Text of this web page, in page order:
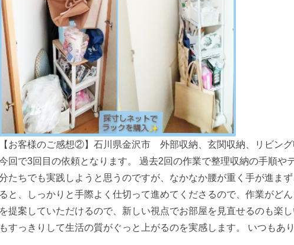
【お客様のご感想②】石川県金沢市 外部収納、玄関収納、リビング
回で3回目の依頼となります。 過去2回の作業で整理収納の手順や
たちでも実践しようと思うのですが、なかなか腰が重く手が進ま
ると、しっかりと手際よく仕切って進めてくださるので、作業がど
を提案していただけるので、新しい視点でお部屋を見直せるのも楽
もすっきりして生活の質がぐっと上がるのを実感します。 いつもあ